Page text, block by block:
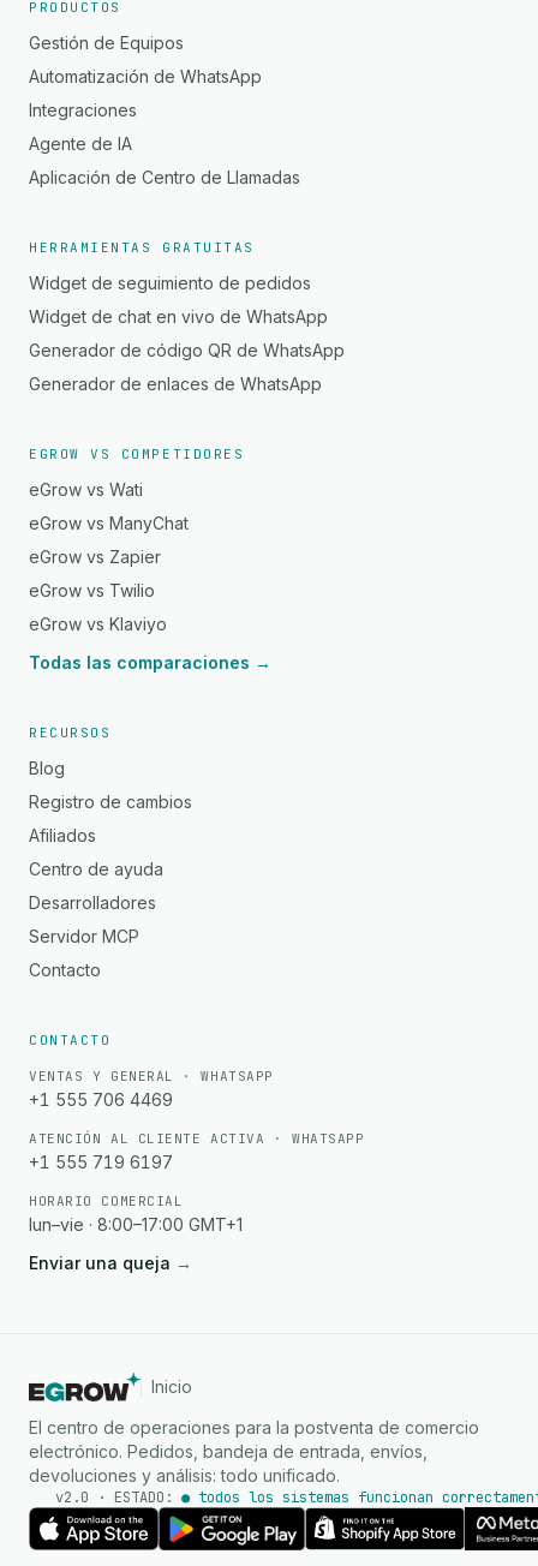
PRODUCTOS
Gestión de Equipos
Automatización de WhatsApp
Integraciones
Agente de IA
Aplicación de Centro de Llamadas
HERRAMIENTAS GRATUITAS
Widget de seguimiento de pedidos
Widget de chat en vivo de WhatsApp
Generador de código QR de WhatsApp
Generador de enlaces de WhatsApp
EGROW VS COMPETIDORES
eGrow vs Wati
eGrow vs ManyChat
eGrow vs Zapier
eGrow vs Twilio
eGrow vs Klaviyo
Todas las comparaciones →
RECURSOS
Blog
Registro de cambios
Afiliados
Centro de ayuda
Desarrolladores
Servidor MCP
Contacto
CONTACTO
VENTAS Y GENERAL · WHATSAPP
+1 555 706 4469
ATENCIÓN AL CLIENTE ACTIVA · WHATSAPP
+1 555 719 6197
HORARIO COMERCIAL
lun–vie · 8:00–17:00 GMT+1
Enviar una queja →
Inicio
El centro de operaciones para la postventa de comercio
electrónico. Pedidos, bandeja de entrada, envíos,
devoluciones y análisis: todo unificado.
v2.0 · ESTADO: ● todos los sistemas funcionan